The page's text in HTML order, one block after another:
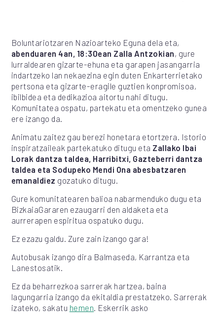
Boluntariotzaren Nazioarteko Eguna dela eta,
abenduaren 4an, 18:30ean Zalla Antzokian , gure
lurraldearen gizarte-ehuna eta garapen jasangarria
indartzeko lan nekaezina egin duten Enkarterrietako
pertsona eta gizarte-eragile guztien konpromisoa,
ibilbidea eta dedikazioa aitortu nahi ditugu.
Komunitatea ospatu, partekatu eta omentzeko gunea
ere izango da.
Animatu zaitez gau berezi honetara etortzera. Istorio
inspiratzaileak partekatuko ditugu eta Zallako Ibai
Lorak dantza taldea, Harribitxi, Gazteberri dantza
taldea eta Sodupeko Mendi Ona abesbatzaren
emanaldiez gozatuko ditugu.
Gure komunitatearen balioa nabarmenduko dugu eta
BizkaiaGararen ezaugarri den aldaketa eta
aurrerapen espiritua ospatuko dugu.
Ez ezazu galdu. Zure zain izango gara!
Autobusak izango dira Balmaseda, Karrantza eta
Lanestosatik.
Ez da beharrezkoa sarrerak hartzea, baina
lagungarria izango da ekitaldia prestatzeko. Sarrerak
izateko, sakatu hemen. Eskerrik asko